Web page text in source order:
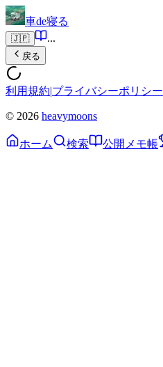
車de寝る
🇯🇵 ...
戻る
利用規約|プライバシーポリシー
© 2026 heavymoons
ホーム 検索 公開メモ帳